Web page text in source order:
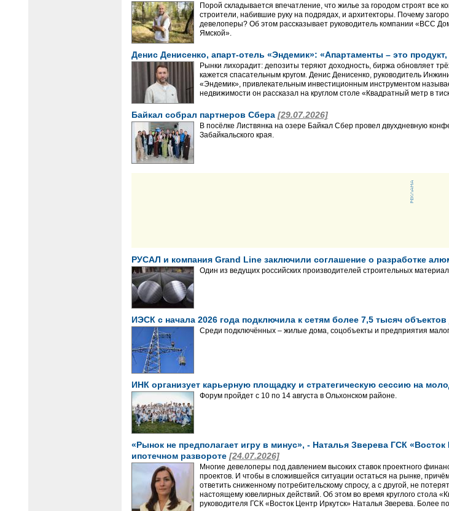
Порой складывается впечатление, что жилье за городом строят все
строители, набившие руку на подрядах, и архитекторы. Почему
девелоперы? Об этом рассказывает руководитель компании «ВСС
Ямской».
Денис Денисенко, апарт-отель «Эндемик»: «Апартаменты – это
Рынки лихорадит: депозиты теряют доходность, биржа обновляет
кажется спасательным кругом. Денис Денисенко, руководитель
«Эндемик», привлекательным инвестиционным инструментом
недвижимости он рассказал на круглом столе «Квадратный метр в
Байкал собрал партнеров Сбера [29.07.2026]
В посёлке Листвянка на озере Байкал Сбер провел двухдневную
Забайкальского края.
РУСАЛ и компания Grand Line заключили соглашение о разработке
Один из ведущих российских производителей строительных
ИЭСК с начала 2026 года подключила к сетям более 7,5 тысяч объектов
Среди подключённых – жилые дома, соцобъекты и предприятия
ИНК организует карьерную площадку и стратегическую сессию на
Форум пройдет с 10 по 14 августа в Ольхонском районе.
«Рынок не предполагает игру в минус», - Наталья Зверева ГСК
ипотечном развороте [24.07.2026]
Многие девелоперы под давлением высоких ставок проектного
проектов. И чтобы в сложившейся ситуации остаться на рынке,
ответить сниженному потребительскому спросу, а с другой, не
настоящему ювелирных действий. Об этом во время круглого стола
руководителя ГСК «Восток Центр Иркутск» Наталья Зверева. Более